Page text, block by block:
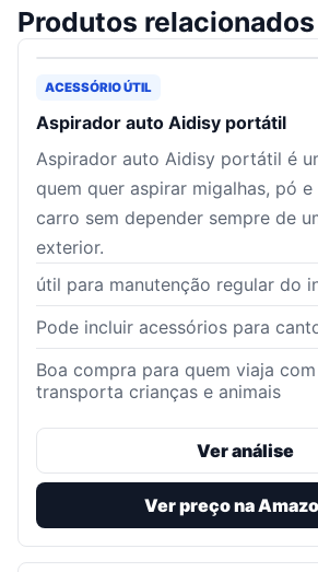
Produtos relacionados
ACESSÓRIO ÚTIL
Aspirador auto Aidisy portátil
Aspirador auto Aidisy portátil é
quem quer aspirar migalhas, pó
carro sem depender sempre de
exterior.
útil para manutenção regular do
Pode incluir acessórios para
Boa compra para quem viaja
transporta crianças e animais
Ver análise
Ver preço na